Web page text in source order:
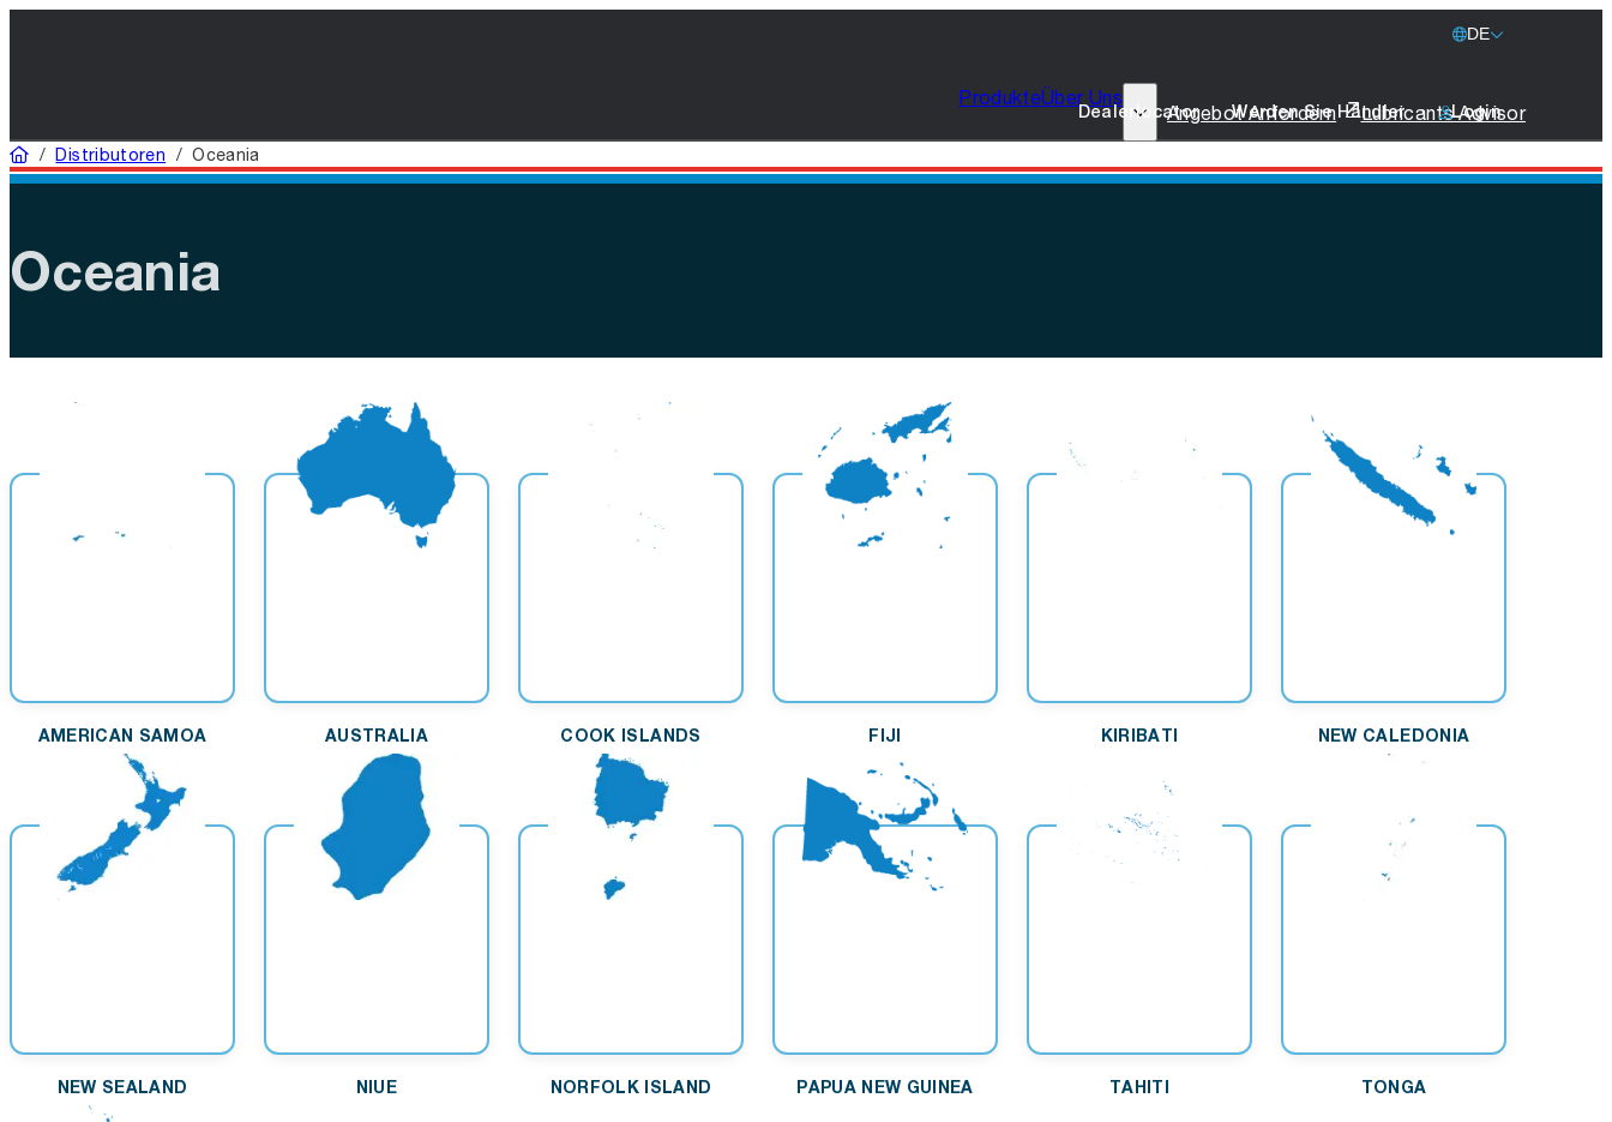
DE
ProdukteÜber Uns77 Lubricants
Nachhaltigkeit
Merchandise
Angebot Anfordern Lubricants Advisor
Dealerlocator Werden Sie Händler Login
Startseite
/Distributoren /Oceania
Oceania
AMERICAN SAMOA AUSTRALIA COOK ISLANDS FIJI KIRIBATI NEW CALEDONIA
NEW SEALAND NIUE NORFOLK ISLAND PAPUA NEW GUINEA TAHITI TONGA